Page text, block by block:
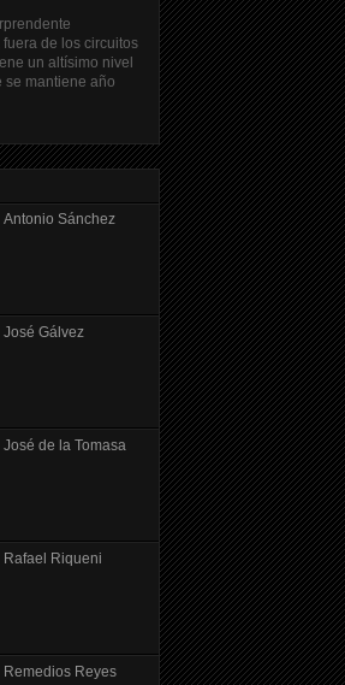
de los circuitos
un altísimo nivel
se mantiene año
Antonio Sánchez
José Gálvez
José de la Tomasa
Rafael Riqueni
Remedios Reyes